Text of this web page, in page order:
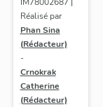
Réalisé par
Phan Sina
(Rédacteur)
-
Crnokrak
Catherine
(Rédacteur)